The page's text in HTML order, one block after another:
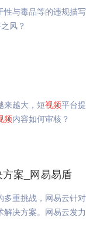
性与毒品等的违规描
风？
来越大，短视频平台
频内容如何审核？
案_网易易盾
重挑战，网易云针
决方案。网易云发